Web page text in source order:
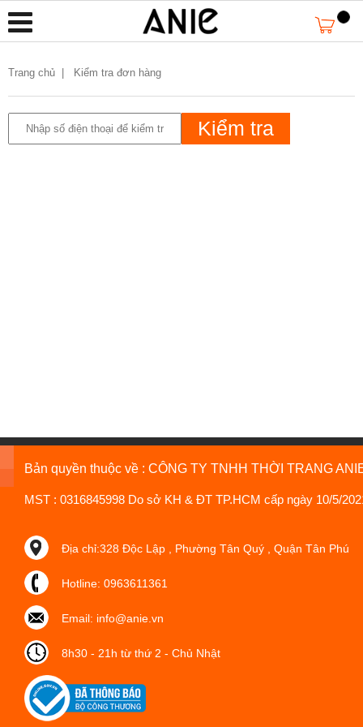
Trang chủ Kiểm tra đơn hàng
Kiểm tra
Bản quyền thuộc về : CÔNG TY TNHH THỜI TRANG
MST : 0316845998 Do sở KH & ĐT TP.HCM cấp ngày 10/5/
Địa chỉ:328 Độc Lập , Phường Tân Quý , Quận Tân Phú
Hotline: 0963611361
Email: info@anie.vn
8h30 - 21h từ thứ 2 - Chủ Nhật